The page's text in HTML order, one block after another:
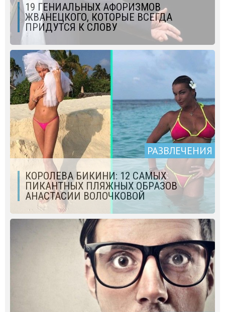
19 ГЕНИАЛЬНЫХ АФОРИЗМОВ
ЖВАНЕЦКОГО, КОТОРЫЕ ВСЕГДА
ПРИДУТСЯ К СЛОВУ
РАЗВЛЕЧЕНИЯ
КОРОЛЕВА БИКИНИ: 12 САМЫХ
ПИКАНТНЫХ ПЛЯЖНЫХ ОБРАЗОВ
АНАСТАСИИ ВОЛОЧКОВОЙ